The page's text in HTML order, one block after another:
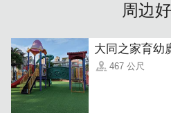
「麻辣干拌面」
劲的特制酱汁，每一口都层次分
周边
大同之家育幼
467 公尺